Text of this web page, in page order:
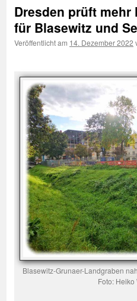
Dresden prüft
für Blasewitz und
Veröffentlicht am 14. Dezember 2022
Blasewitz-Grunaer-Landgraben
Foto: Heiko